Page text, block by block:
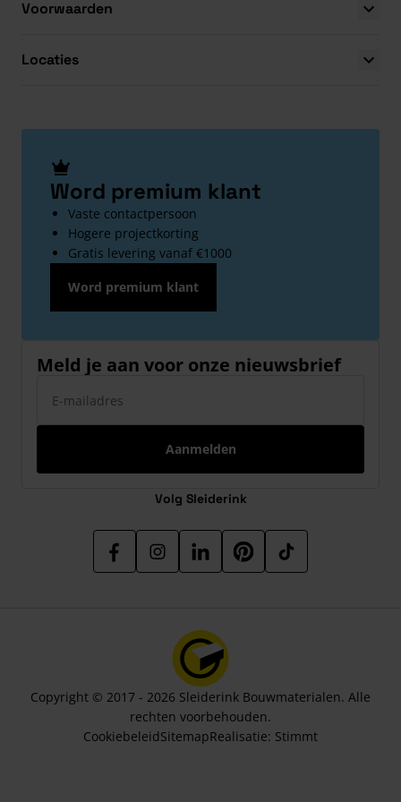
Voorwaarden
Locaties
Word premium klant
Vaste contactpersoon
Hogere projectkorting
Gratis levering vanaf €1000
Word premium klant
Meld je aan voor onze nieuwsbrief
Aanmelden
Volg Sleiderink
Copyright © 2017 - 2026 Sleiderink Bouwmaterialen. Alle
rechten voorbehouden.
CookiebeleidSitemapRealisatie: Stimmt